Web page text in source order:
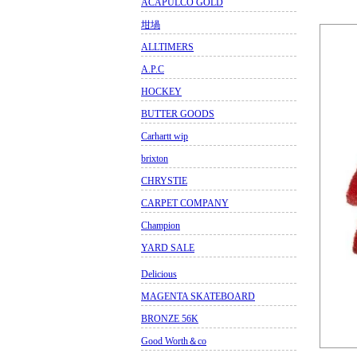
ACAPULCO GOLD
坩堝
ALLTIMERS
A.P.C
HOCKEY
BUTTER GOODS
Carhartt wip
brixton
CHRYSTIE
CARPET COMPANY
Champion
YARD SALE
Delicious
MAGENTA SKATEBOARD
BRONZE 56K
Good Worth＆co